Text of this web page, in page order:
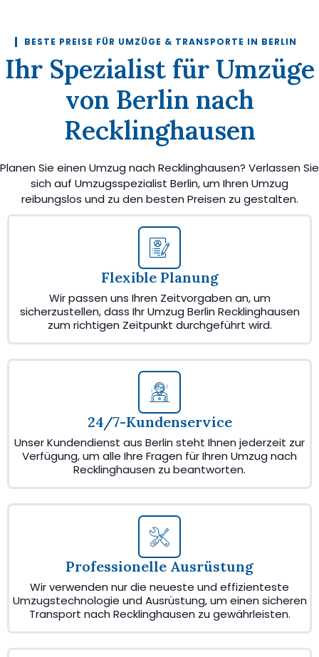
BESTE PREISE FÜR UMZÜGE & TRANSPORTE IN BERLIN
Ihr Spezialist für Umzüge
von Berlin nach
Recklinghausen
Planen Sie einen Umzug nach Recklinghausen? Verlassen Sie
sich auf Umzugsspezialist Berlin, um Ihren Umzug
reibungslos und zu den besten Preisen zu gestalten.
Flexible Planung
Wir passen uns Ihren Zeitvorgaben an, um
sicherzustellen, dass Ihr Umzug Berlin Recklinghausen
zum richtigen Zeitpunkt durchgeführt wird.
24/7-Kundenservice
Unser Kundendienst aus Berlin steht Ihnen jederzeit zur
Verfügung, um alle Ihre Fragen für Ihren Umzug nach
Recklinghausen zu beantworten.
Professionelle Ausrüstung
Wir verwenden nur die neueste und effizienteste
Umzugstechnologie und Ausrüstung, um einen sicheren
Transport nach Recklinghausen zu gewährleisten.